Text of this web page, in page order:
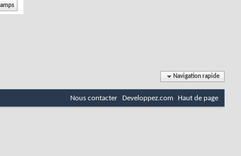
Navigation rapide
Nous contacter Developpez.com Haut de page